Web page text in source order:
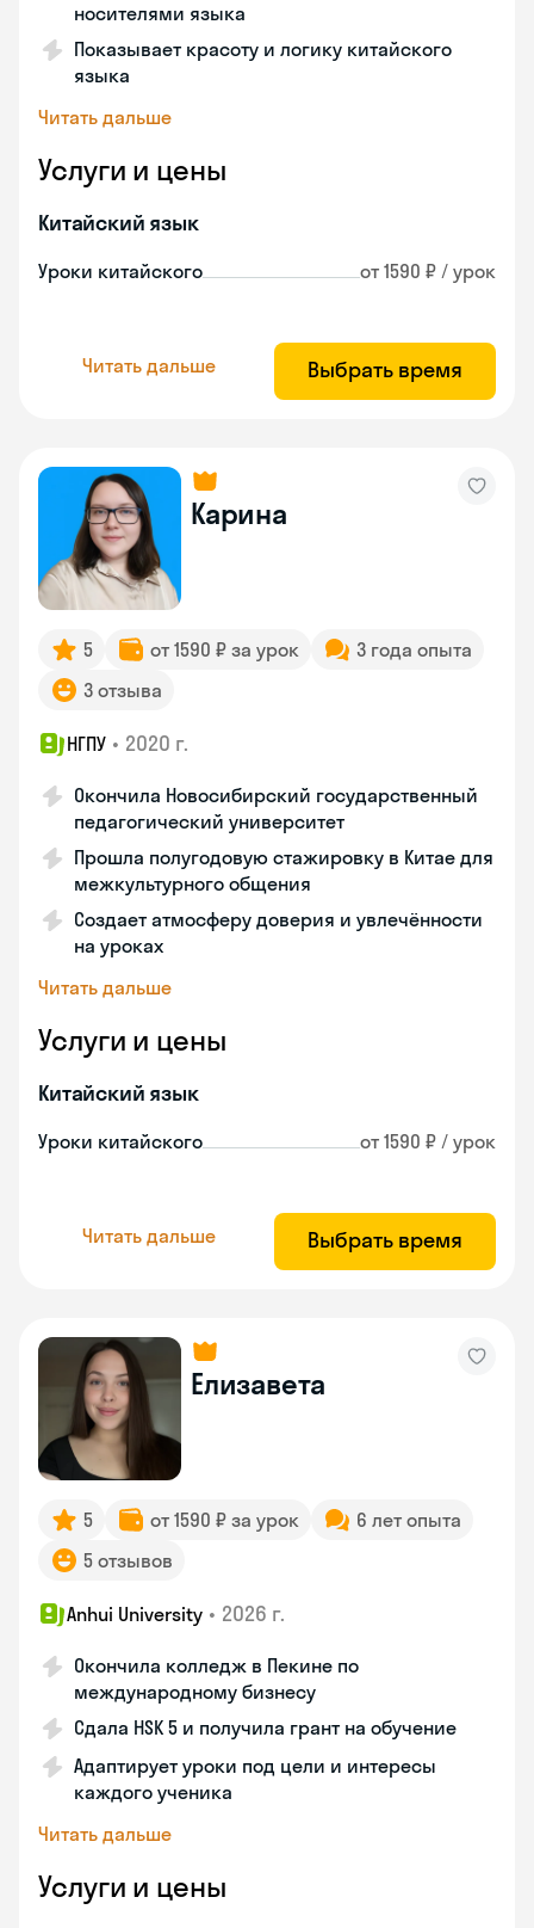
носителями языка
Показывает красоту и логику китайского
языка
Читать дальше
Услуги и цены
Китайский язык
Уроки китайского от 1590 ₽ / урок
Читать дальше Выбрать время
Карина
5 от 1590 ₽ за урок
3 года опыта
3 отзыва
НГПУ • 2020 г.
Окончила Новосибирский государственный
педагогический университет
Прошла полугодовую стажировку в Китае для
межкультурного общения
Создает атмосферу доверия и увлечённости
на уроках
Читать дальше
Услуги и цены
Китайский язык
Уроки китайского от 1590 ₽ / урок
Читать дальше Выбрать время
Елизавета
5 от 1590 ₽ за урок
6 лет опыта
5 отзывов
Anhui University • 2026 г.
Окончила колледж в Пекине по
международному бизнесу
Сдала HSK 5 и получила грант на обучение
Адаптирует уроки под цели и интересы
каждого ученика
Читать дальше
Услуги и цены